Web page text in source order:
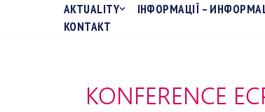
AKTUALITY
ІНФОРМАЦІЇ –
KONTAKT
KONFERENCE